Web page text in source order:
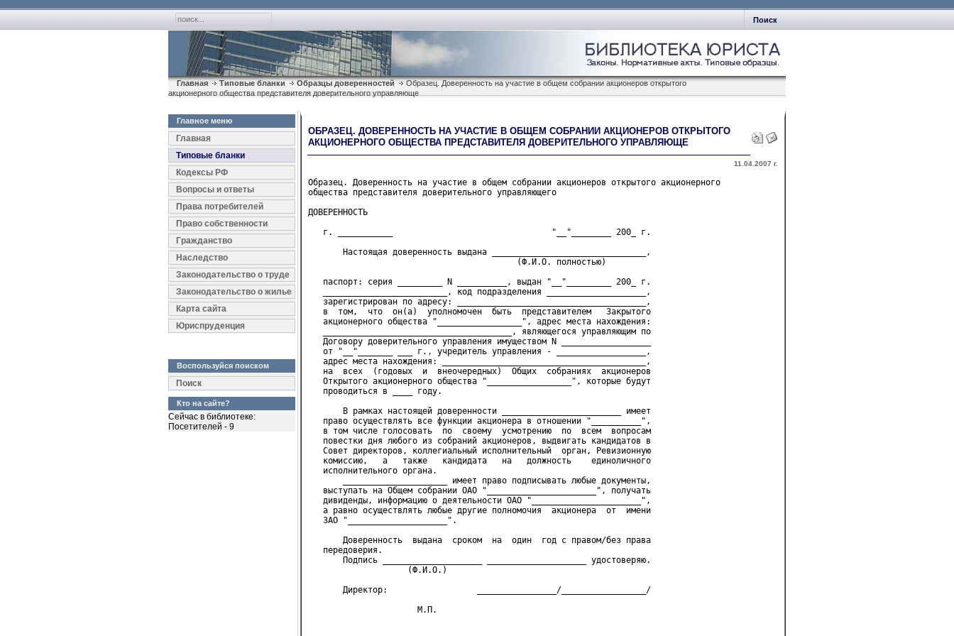
Поиск
Главная Типовые бланки Образцы доверенностей
Образец. Доверенность на участие в общем собрании акционеров открытого
акционерного общества представителя доверительного управляюще
Главное меню
Главная
Типовые бланки
Кодексы РФ
Вопросы и ответы
Права потребителей
Право собственности
Гражданство
Наследство
Законодательство о труде
Законодательство о жилье
Карта сайта
Юриспруденция
Воспользуйся поиском
Поиск
Кто на сайте?
Сейчас в библиотеке:
Посетителей - 9
ОБРАЗЕЦ. ДОВЕРЕННОСТЬ НА УЧАСТИЕ В ОБЩЕМ СОБРАНИИ АКЦИОНЕРОВ ОТКРЫТОГО
АКЦИОНЕРНОГО ОБЩЕСТВА ПРЕДСТАВИТЕЛЯ ДОВЕРИТЕЛЬНОГО УПРАВЛЯЮЩЕ
11.04.2007 г.
Образец. Доверенность на участие в общем собрании акционеров открытого акционерного
общества представителя доверительного управляющего
ДОВЕРЕННОСТЬ
г. ___________                                "__"________ 200_ г.
Настоящая доверенность выдана _______________________________,
(Ф.И.О. полностью)
паспорт: серия _________ N __________, выдан "__"_________ 200_ г.
_________________________, код подразделения ____________________,
зарегистрирован по адресу: ______________________________________,
в  том,  что  он(а)  уполномочен  быть  представителем   Закрытого
акционерного общества "_________________", адрес места нахождения:
______________________________________, являющегося управляющим по
Договору доверительного управления имуществом N __________________
от "__"_______ ___ г., учредитель управления - __________________,
адрес места нахождения: _________________________________________,
на  всех  (годовых  и  внеочередных)  Общих  собраниях  акционеров
Открытого акционерного общества "_________________", которые будут
проводиться в ____ году.
В рамках настоящей доверенности ________________________ имеет
право осуществлять все функции акционера в отношении "__________",
в том числе голосовать  по  своему  усмотрению  по  всем  вопросам
повестки дня любого из собраний акционеров, выдвигать кандидатов в
Совет директоров, коллегиальный исполнительный  орган, Ревизионную
комиссию,   а   также   кандидата   на   должность    единоличного
исполнительного органа.
_____________________ имеет право подписывать любые документы,
выступать на Общем собрании ОАО "______________________", получать
дивиденды, информацию о деятельности ОАО "______________________",
а равно осуществлять любые другие полномочия  акционера  от  имени
ЗАО "____________________".
Доверенность  выдана  сроком  на  один  год с правом/без права
передоверия.
Подпись ____________________ ____________________ удостоверяю.
(Ф.И.О.)
Директор:                  ________________/_________________/